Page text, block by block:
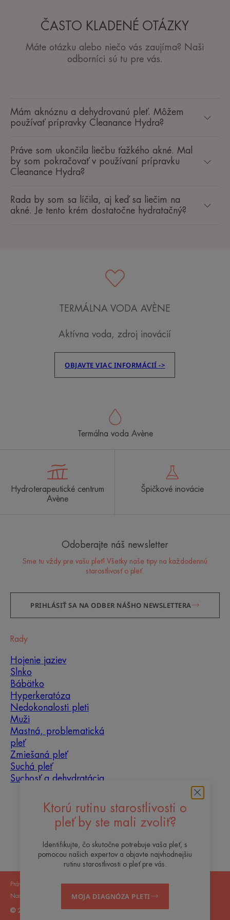
TEXTÚRA ŽIVOTNÉ PROSTREDIE
jej príjemný pocit.
*Inštrumentálny test, aplikácia dvakrát denne po dobu 7 dní, 24 subjektov.
**Inštrumentálne meranie, 21 subjektov, 1 hodina po jednorazovej aplikácii.
***Klinické hodnotenie po jednorazovej aplikácii u 43 subjektov.
*⁴Klinické hodnotenie, 2 aplikácie denne počas 29 dní, 40 subjektov.
*⁵Klinické hodnotenie, 2 aplikácie denne počas 2 dní, 41 subjektov.
*⁶Klinické hodnotenie PIH (31 subjektov) a PIE (36 subjektov), 2 aplikácie
ČASTO KLADENÉ OTÁZKY
Máte otázku alebo niečo vás zaujíma? Naši
odborníci sú tu pre vás.
Mám aknóznu a dehydrovanú pleť. Môžem
používať prípravky Cleanance Hydra?
Práve som ukončila liečbu ťažkého akné. Mal
by som pokračovať v používaní prípravku
Cleanance Hydra?
Rada by som sa líčila, aj keď sa liečim na
akné. Je tento krém dostatočne hydratačný?
TERMÁLNA VODA AVÈNE
Aktívna voda, zdroj inovácií
OBJAVTE VIAC INFORMÁCIÍ ->
Ktorú rutinu starostlivosti o
pleť by ste mali zvoliť?
Identifikujte, čo skutočne potrebuje vaša pleť, s
pomocou našich expertov a objavte najvhodnejšiu
rutinu starostlivosti o pleť pre vás.
MOJA DIAGNÓZA PLETI
Termálna voda Avène
Hydroterapeutické centrum
Avène
Špičkové inovácie
Odoberajte náš newsletter
Sme tu vždy pre vašu pleť! Všetky naše tipy na každodennú
starostlivosť o pleť.
PRIHLÁSIŤ SA NA ODBER NÁŠHO NEWSLETTERA
Rady
Hojenie jaziev
Slnko
Bábätko
Hyperkeratóza
Nedokonalosti pleti
Muži
Mastná, problematická
pleť
Zmiešaná pleť
Suchá pleť
Suchosť a dehydratácia
O nás
KontaktČasto kladené otázky
Právne upozornenie
Zásady ochrany osobných údajov
Nastavenia súborov cookie
© 2026 Termálna voda Avène